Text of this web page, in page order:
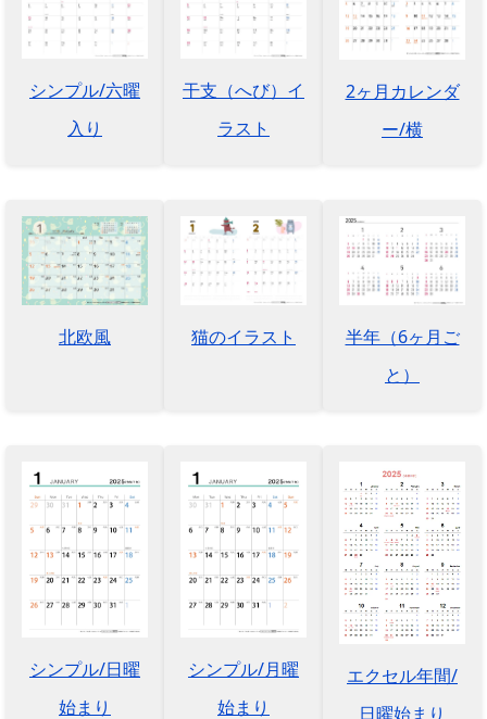
シンプル/六曜
入り
干支（へび）イ
ラスト
2ヶ月カレンダ
ー/横
北欧風 猫のイラスト
半年（6ヶ月ご
と）
シンプル/日曜
始まり
シンプル/月曜
始まり
エクセル年間/
日曜始まり